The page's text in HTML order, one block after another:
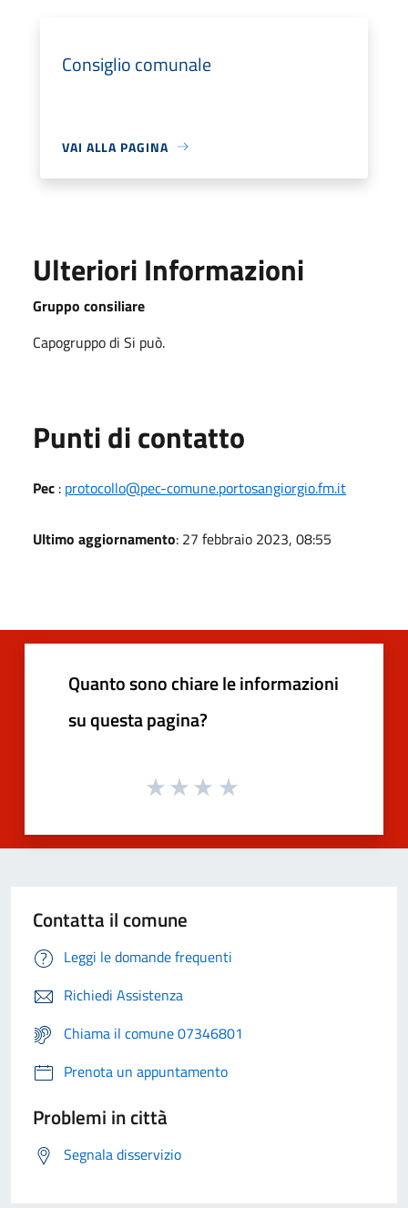
Consiglio comunale
VAI ALLA PAGINA
Ulteriori Informazioni
Gruppo consiliare
Capogruppo di Si può.
Punti di contatto
Pec : protocollo@pec-comune.portosangiorgio.fm.it
Ultimo aggiornamento: 27 febbraio 2023, 08:55
Quanto sono chiare le informazioni
su questa pagina?
Contatta il comune
Leggi le domande frequenti
Richiedi Assistenza
Chiama il comune 07346801
Prenota un appuntamento
Problemi in città
Segnala disservizio